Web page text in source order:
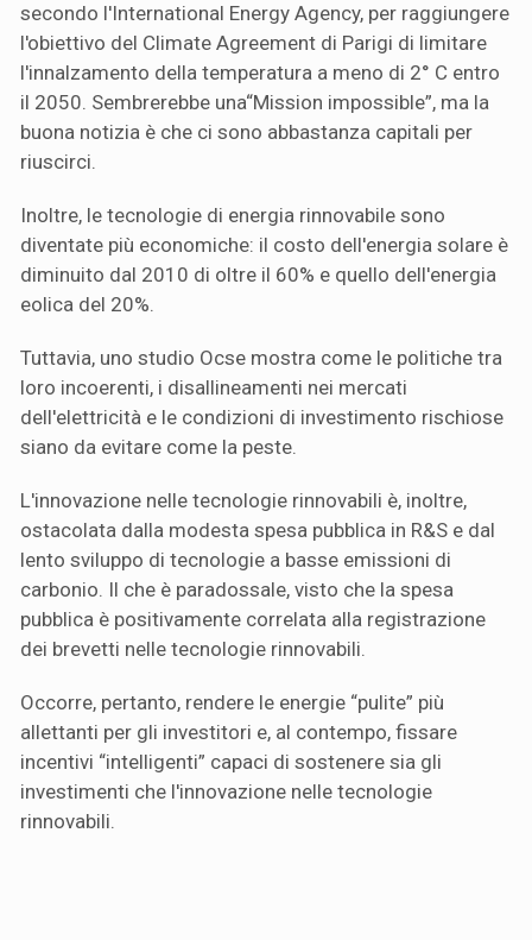
secondo l'International Energy Agency, per raggiungere
l'obiettivo del Climate Agreement di Parigi di limitare
l'innalzamento della temperatura a meno di 2° C entro
il 2050. Sembrerebbe una“Mission impossible”, ma la
buona notizia è che ci sono abbastanza capitali per
riuscirci.
Inoltre, le tecnologie di energia rinnovabile sono
diventate più economiche: il costo dell'energia solare è
diminuito dal 2010 di oltre il 60% e quello dell'energia
eolica del 20%.
Tuttavia, uno studio Ocse mostra come le politiche tra
loro incoerenti, i disallineamenti nei mercati
dell'elettricità e le condizioni di investimento rischiose
siano da evitare come la peste.
L'innovazione nelle tecnologie rinnovabili è, inoltre,
ostacolata dalla modesta spesa pubblica in R&S e dal
lento sviluppo di tecnologie a basse emissioni di
carbonio. Il che è paradossale, visto che la spesa
pubblica è positivamente correlata alla registrazione
dei brevetti nelle tecnologie rinnovabili.
Occorre, pertanto, rendere le energie “pulite” più
allettanti per gli investitori e, al contempo, fissare
incentivi “intelligenti” capaci di sostenere sia gli
investimenti che l'innovazione nelle tecnologie
rinnovabili.